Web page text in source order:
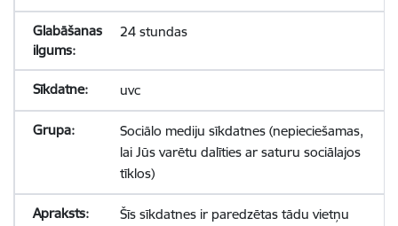
24 stundas
uvc
Sociālo mediju sīkdatnes (nepieciešamas,
lai Jūs varētu dalīties ar saturu sociālajos
tīklos)
Šīs sīkdatnes ir paredzētas tādu vietņu